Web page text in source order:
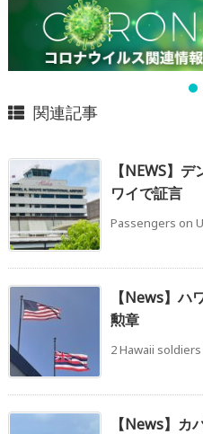
関連記事
【NEWS】
ワイで証言
Passengers on
【News】ハ
勲章
2 Hawaii
【News】カ